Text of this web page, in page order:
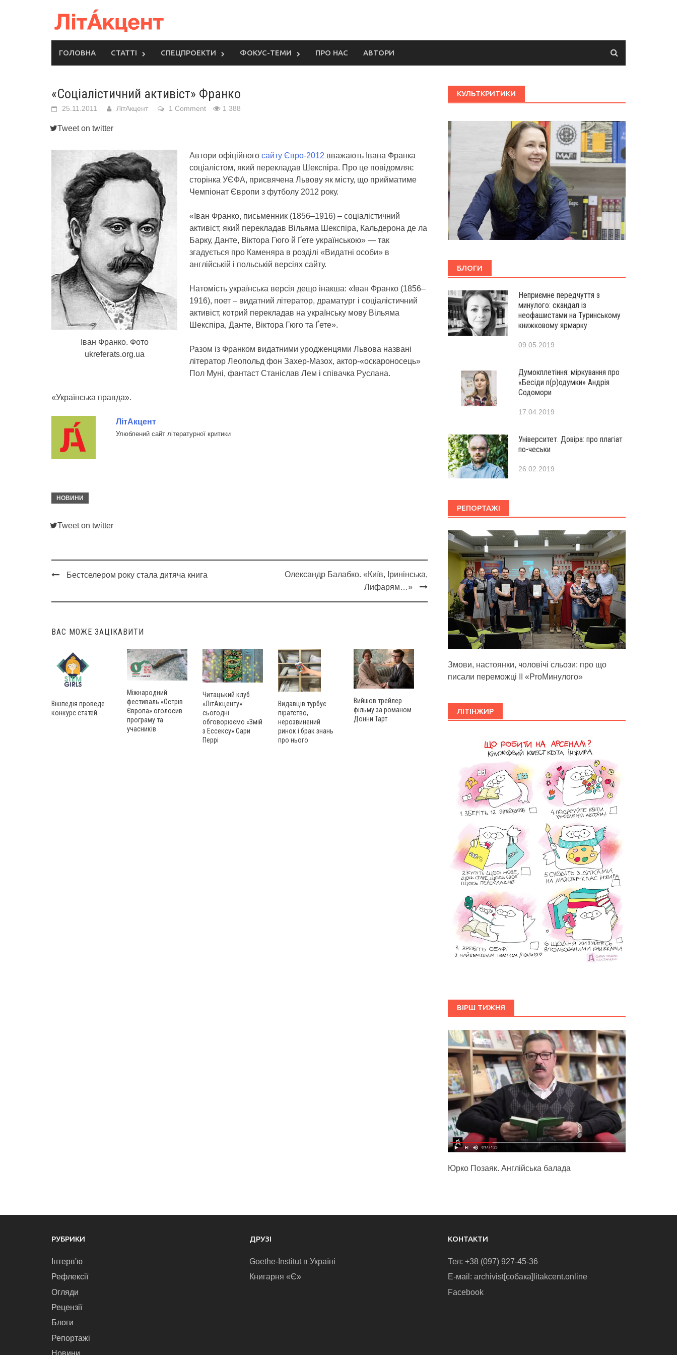
ГОЛОВНА СТАТТІ СПЕЦПРОЕКТИ ФОКУС-ТЕМИ ПРО НАС АВТОРИ
«Соціалістичний активіст» Франко
25.11.2011 ЛітАкцент 1 Comment 1 388
Tweet on twitter
Іван Франко. Фото
ukreferats.org.ua
Автори офіційного сайту Євро-2012 вважають Івана Франка
соціалістом, який перекладав Шекспіра. Про це повідомляє
сторінка УЄФА, присвячена Львову як місту, що прийматиме
Чемпіонат Європи з футболу 2012 року.
«Іван Франко, письменник (1856–1916) – соціалістичний
активіст, який перекладав Вільяма Шекспіра, Кальдерона де ла
Барку, Данте, Віктора Гюго й Ґете українською» — так
згадується про Каменяра в розділі «Видатні особи» в
англійській і польській версіях сайту.
Натомість українська версія дещо інакша: «Іван Франко (1856–
1916), поет – видатний літератор, драматург і соціалістичний
активіст, котрий перекладав на українську мову Вільяма
Шекспіра, Данте, Віктора Гюго та Ґете».
Разом із Франком видатними уродженцями Львова названі
літератор Леопольд фон Захер-Мазох, актор-«оскароносець»
Пол Муні, фантаст Станіслав Лем і співачка Руслана.
«Українська правда».
ЛітАкцент
Улюблений сайт літературної критики
НОВИНИ
Tweet on twitter
navigation
Бестселером року стала дитяча книга
Олександр Балабко. «Київ, Іринінська,
Лифарям…»
ВАС МОЖЕ ЗАЦІКАВИТИ
Вікіпедія проведе
конкурс статей
Міжнародний
фестиваль «Острів
Європа» оголосив
програму та
учасників
Читацький клуб
«ЛітАкценту»:
сьогодні
обговорюємо «Змій
з Ессексу» Сари
Перрі
Видавців турбує
піратство,
нерозвинений
ринок і брак знань
про нього
Вийшов трейлер
фільму за романом
Донни Тарт
КУЛЬТКРИТИКИ
БЛОГИ
Неприємне передчуття з
минулого: скандал із
неофашистами на Туринському
книжковому ярмарку
09.05.2019
Думокплетіння: міркування про
«Бесіди п(р)одумки» Андрія
Содомори
17.04.2019
Університет. Довіра: про плагіат
по-чеськи
26.02.2019
РЕПОРТАЖІ
Змови, настоянки, чоловічі сльози: про що
писали переможці ІІ «ProМинулого»
ЛІТІНЖИР
ВІРШ ТИЖНЯ
Юрко Позаяк. Англійська балада
РУБРИКИ
Інтерв'ю
Рефлексії
Огляди
Рецензії
Блоги
Репортажі
Новини
ДРУЗІ
Goethe-Institut в Україні
Книгарня «Є»
КОНТАКТИ
Тел: +38 (097) 927-45-36
E-маіl: archivist[собака]litakcent.online
Facebook